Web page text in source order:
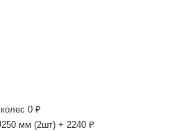
0 ₽
мм (2шт) + 2240 ₽